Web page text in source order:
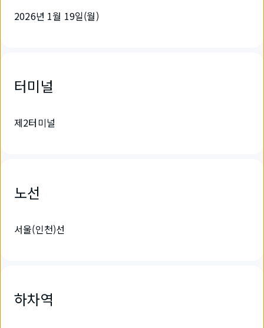
2026년 1월 19일(월)
터미널
제2터미널
노선
서울(인천)선
하차역